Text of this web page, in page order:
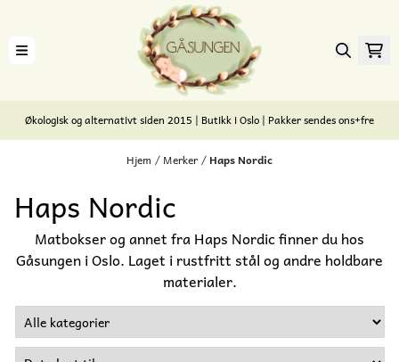
Økologisk og alternativt siden 2015 | Butikk i Oslo | Pakker sendes ons+fre
Hjem / Merker / Haps Nordic
Haps Nordic
Matbokser og annet fra Haps Nordic finner du hos
Gåsungen i Oslo. Laget i rustfritt stål og andre holdbare
materialer.